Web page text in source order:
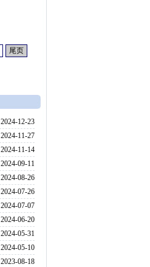
尾页
2024-12-23
2024-11-27
2024-11-14
2024-09-11
2024-08-26
2024-07-26
2024-07-07
2024-06-20
2024-05-31
2024-05-10
2023-08-18